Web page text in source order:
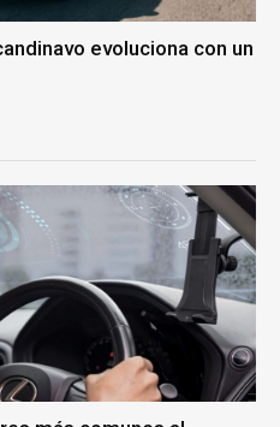
evoluciona con un